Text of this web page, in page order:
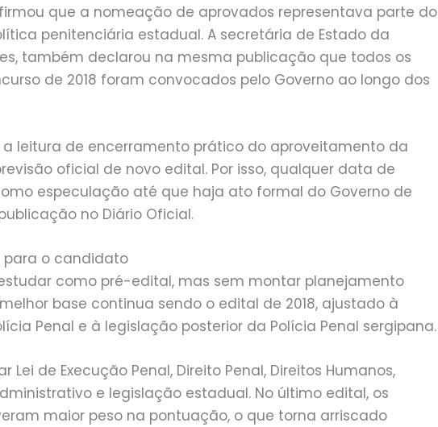
que a nomeação de aprovados representava parte do
penitenciária estadual. A secretária de Estado da
também declarou na mesma publicação que todos os
de 2018 foram convocados pelo Governo ao longo dos
leitura de encerramento prático do aproveitamento da
oficial de novo edital. Por isso, qualquer data de
especulação até que haja ato formal do Governo de
no Diário Oficial.
para o candidato
como pré-edital, mas sem montar planejamento
base continua sendo o edital de 2018, ajustado à
Penal e à legislação posterior da Polícia Penal sergipana.
Lei de Execução Penal, Direito Penal, Direitos Humanos,
e legislação estadual. No último edital, os
maior peso na pontuação, o que torna arriscado